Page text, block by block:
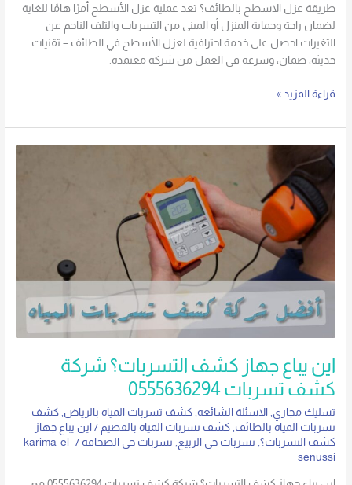
طريقة عزل الاسطح بالطائف؟ تعد عملية عزل الأسطح أمرًا هامًا للغاية
لضمان راحة وحماية المنزل أو المبنى من التسربات والتلف الناجم عن
التغيرات احصل على خدمة احترافية لعزل الأسطح في الطائف – تقنيات
حديثة، ضمان، وسرعة في العمل من شركة معتمدة.
قراءة المزيد »
اين يباع جهاز كشف التسربات؟ شركة
كشف تسربات 0555636294
تسليك مجاري, الاسئلة الشائعه,كشف تسربات المياه بالرياض,كشف
تسربات المياه بالطائف,كشف تسربات المياه بالقصيم / اين يباع جهاز
كشف التسربات؟, تسربات حي الربيع, تسربات حي الصحافة /
karima-el-
senussi
اين
يباع
جهاز
كشف
التسربات؟
شركة
تسربات
0555636294